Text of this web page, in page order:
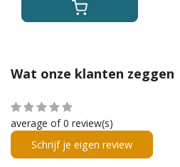
Wat onze klanten zeggen
average of 0 review(s)
Schrijf je eigen review